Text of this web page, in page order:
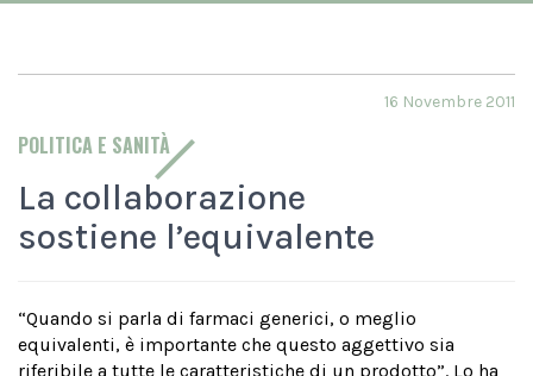
POLITICA E SANITÀ
16 Novembre 2011
La collaborazione
sostiene l’equivalente
“Quando si parla di farmaci generici, o meglio
equivalenti, è importante che questo aggettivo sia
riferibile a tutte le caratteristiche di un prodotto”. Lo ha